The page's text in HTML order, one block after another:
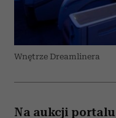
Wnętrze Dreamlinera
Na aukcji